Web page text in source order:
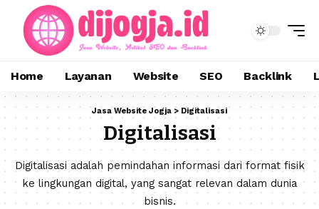
Home Layanan Website SEO Backlink
Jasa Website Jogja > Digitalisasi
Digitalisasi
Digitalisasi adalah pemindahan informasi dari format fisik
ke lingkungan digital, yang sangat relevan dalam dunia
bisnis.